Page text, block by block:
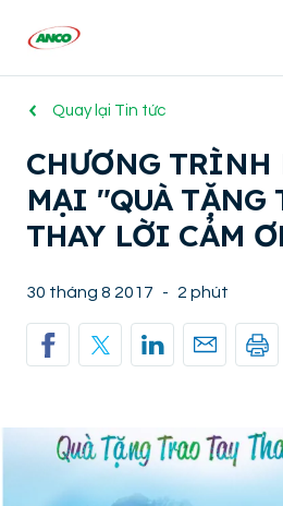
Quay lại Tin tức
CHƯƠNG TRÌNH
MẠI "QUÀ TẶNG
THAY LỜI CẢM
30 tháng 8 2017 - 2 phút